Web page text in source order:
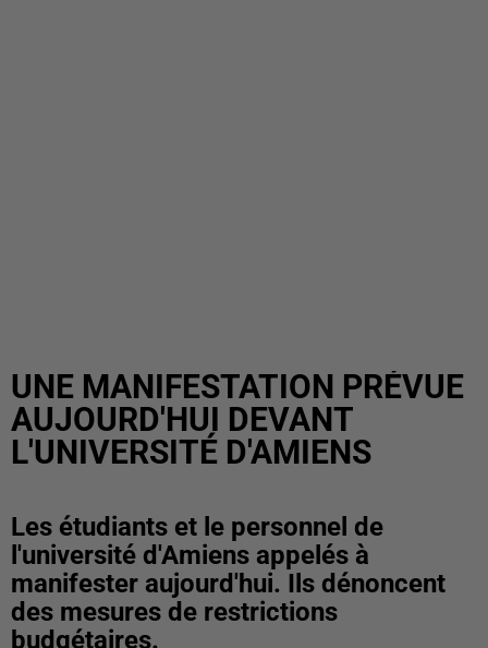
UNE MANIFESTATION PRÉVUE
AUJOURD'HUI DEVANT
L'UNIVERSITÉ D'AMIENS
Les étudiants et le personnel de
l'université d'Amiens appelés à
manifester aujourd'hui. Ils dénoncent
des mesures de restrictions
budgétaires.